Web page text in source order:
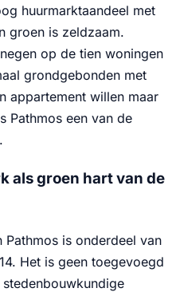
huurmarktaandeel met
groen is zeldzaam.
op de tien woningen
grondgebonden met
appartement willen maar
Pathmos een van de
als groen hart van de
is onderdeel van
Het is geen toegevoegd